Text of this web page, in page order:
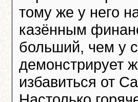
тому же у него
казённым
больший, чем у
демонстрирует
избавиться от